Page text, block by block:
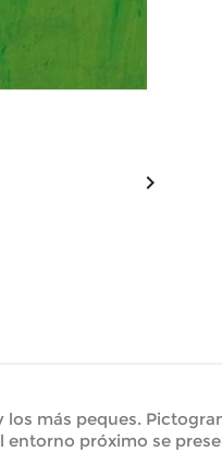

los más peques.
próximo se